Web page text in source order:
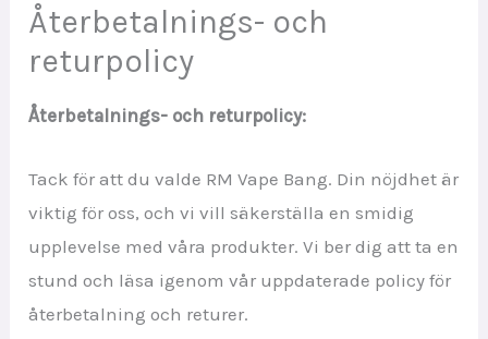
Återbetalnings- och
returpolicy
Återbetalnings- och returpolicy:
Tack för att du valde RM Vape Bang. Din nöjdhet är
viktig för oss, och vi vill säkerställa en smidig
upplevelse med våra produkter. Vi ber dig att ta en
stund och läsa igenom vår uppdaterade policy för
återbetalning och returer.